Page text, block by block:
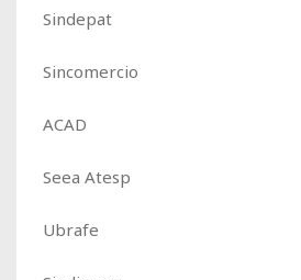
Sindepat
Sincomercio
ACAD
Seea Atesp
Ubrafe